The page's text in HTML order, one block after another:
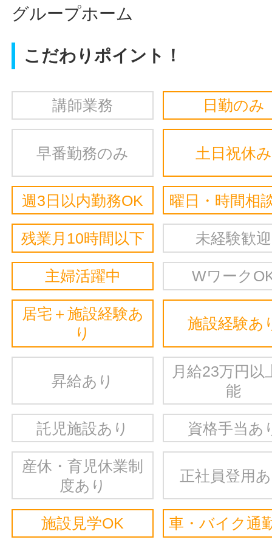
グループホーム
こだわりポイント！
講師業務 日勤のみ
早番勤務のみ 土日祝休み
週3日以内勤務OK 曜日・時間相
残業月10時間以下 未経験歓迎
主婦活躍中 Wワーク
居宅＋施設経験あ
り
施設経験あ
昇給あり
月給23万円以
能
託児施設あり 資格手当あ
産休・育児休業制
度あり
正社員登用
施設見学OK 車・バイク通